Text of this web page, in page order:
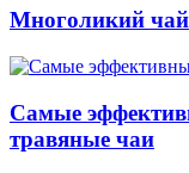
Многоликий чай
Самые
травяные чаи